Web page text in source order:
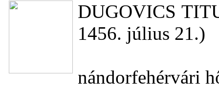
DUGOVICS
1456. július 21.)
nándorfehérvári